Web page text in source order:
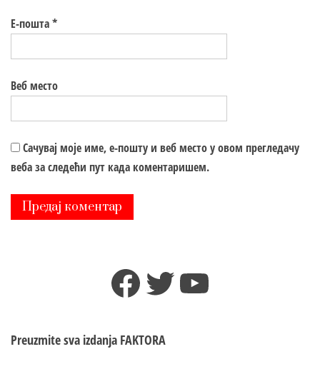
Е-пошта*
Веб место
Сачувај моје име, е-пошту и веб место у овом прегледачу
веба за следећи пут када коментаришем.
Facebook
TwitterYouTube
Preuzmite sva izdanja FAKTORA